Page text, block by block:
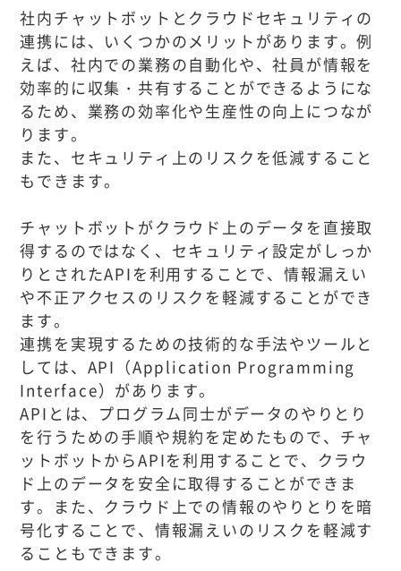
社内チャットボットとクラウドセキュリティの
連携には、いくつかのメリットがあります。例
えば、社内での業務の自動化や、社員が情報を
効率的に収集・共有することができるようにな
るため、業務の効率化や生産性の向上につなが
ります。
また、セキュリティ上のリスクを低減すること
もできます。
チャットボットがクラウド上のデータを直接取
得するのではなく、セキュリティ設定がしっか
りとされたAPIを利用することで、情報漏えい
や不正アクセスのリスクを軽減することができ
ます。
連携を実現するための技術的な手法やツールと
しては、API（Application Programming
Interface）があります。
APIとは、プログラム同士がデータのやりとり
を行うための手順や規約を定めたもので、チャ
ットボットからAPIを利用することで、クラウ
ド上のデータを安全に取得することができま
す。また、クラウド上での情報のやりとりを暗
号化することで、情報漏えいのリスクを軽減す
ることもできます。